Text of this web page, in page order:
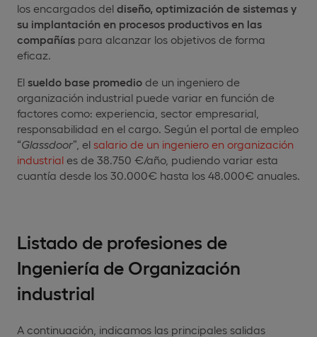
los encargados del diseño, optimización de sistemas y
su implantación en procesos productivos en las
compañías para alcanzar los objetivos de forma
eficaz.
El sueldo base promedio de un ingeniero de
organización industrial puede variar en función de
factores como: experiencia, sector empresarial,
responsabilidad en el cargo. Según el portal de empleo
“Glassdoor”, el salario de un ingeniero en organización
industrial es de 38.750 €/año, pudiendo variar esta
cuantía desde los 30.000€ hasta los 48.000€ anuales.
Listado de profesiones de
Ingeniería de Organización
industrial
A continuación, indicamos las principales salidas